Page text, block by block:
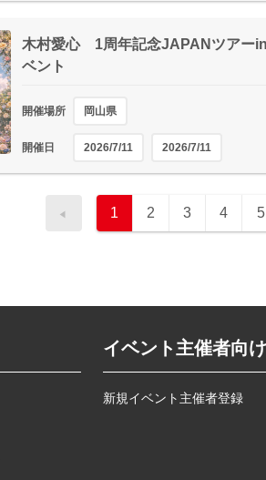
木村愛心 1周年記念JAPANツアー
ベント
開催場所 岡山県
開催日 2026/7/11 2026/7/11
1 2 3 4 5
イベント主催者向け
新規イベント主催者登録